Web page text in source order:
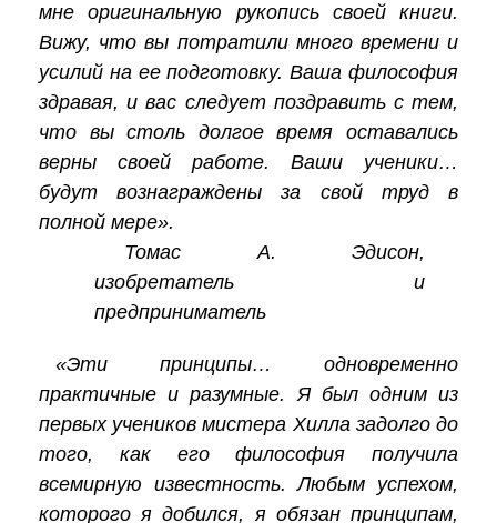
мне оригинальную рукопись своей книги.
Вижу, что вы потратили много времени и
усилий на ее подготовку. Ваша философия
здравая, и вас следует поздравить с тем,
что вы столь долгое время оставались
верны своей работе. Ваши ученики…
будут вознаграждены за свой труд в
полной мере».
Томас А. Эдисон,
изобретатель и
предприниматель
«Эти принципы… одновременно
практичные и разумные. Я был одним из
первых учеников мистера Хилла задолго до
того, как его философия получила
всемирную известность. Любым успехом,
которого я добился, я обязан принципам,